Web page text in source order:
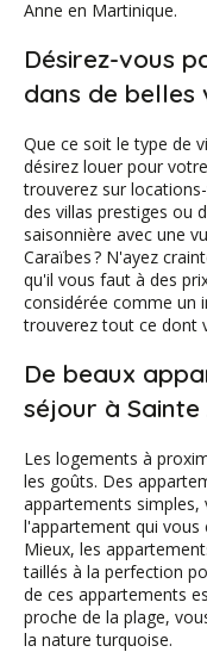
Anne en Martinique.
Désirez-vous
dans de belles
Que ce soit le type de
désirez louer pour
trouverez sur
des villas prestiges ou
saisonnière avec une
Caraïbes ? N'ayez
qu'il vous faut à des
considérée comme un
trouverez tout ce dont
De beaux
séjour à Sainte
Les logements à
les goûts. Des
appartements
l'appartement qui
Mieux, les
taillés à la perfection
de ces appartements
proche de la plage,
la nature turquoise.